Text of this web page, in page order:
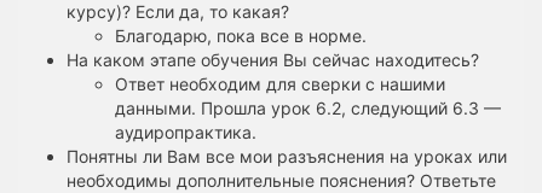
курсу)? Если да, то какая?
Благодарю, пока все в норме.
На каком этапе обучения Вы сейчас находитесь?
Ответ необходим для сверки с нашими
данными. Прошла урок 6.2, следующий 6.3 —
аудиропрактика.
Понятны ли Вам все мои разъяснения на уроках или
необходимы дополнительные пояснения? Ответьте